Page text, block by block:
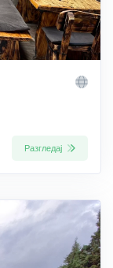
Разгледај